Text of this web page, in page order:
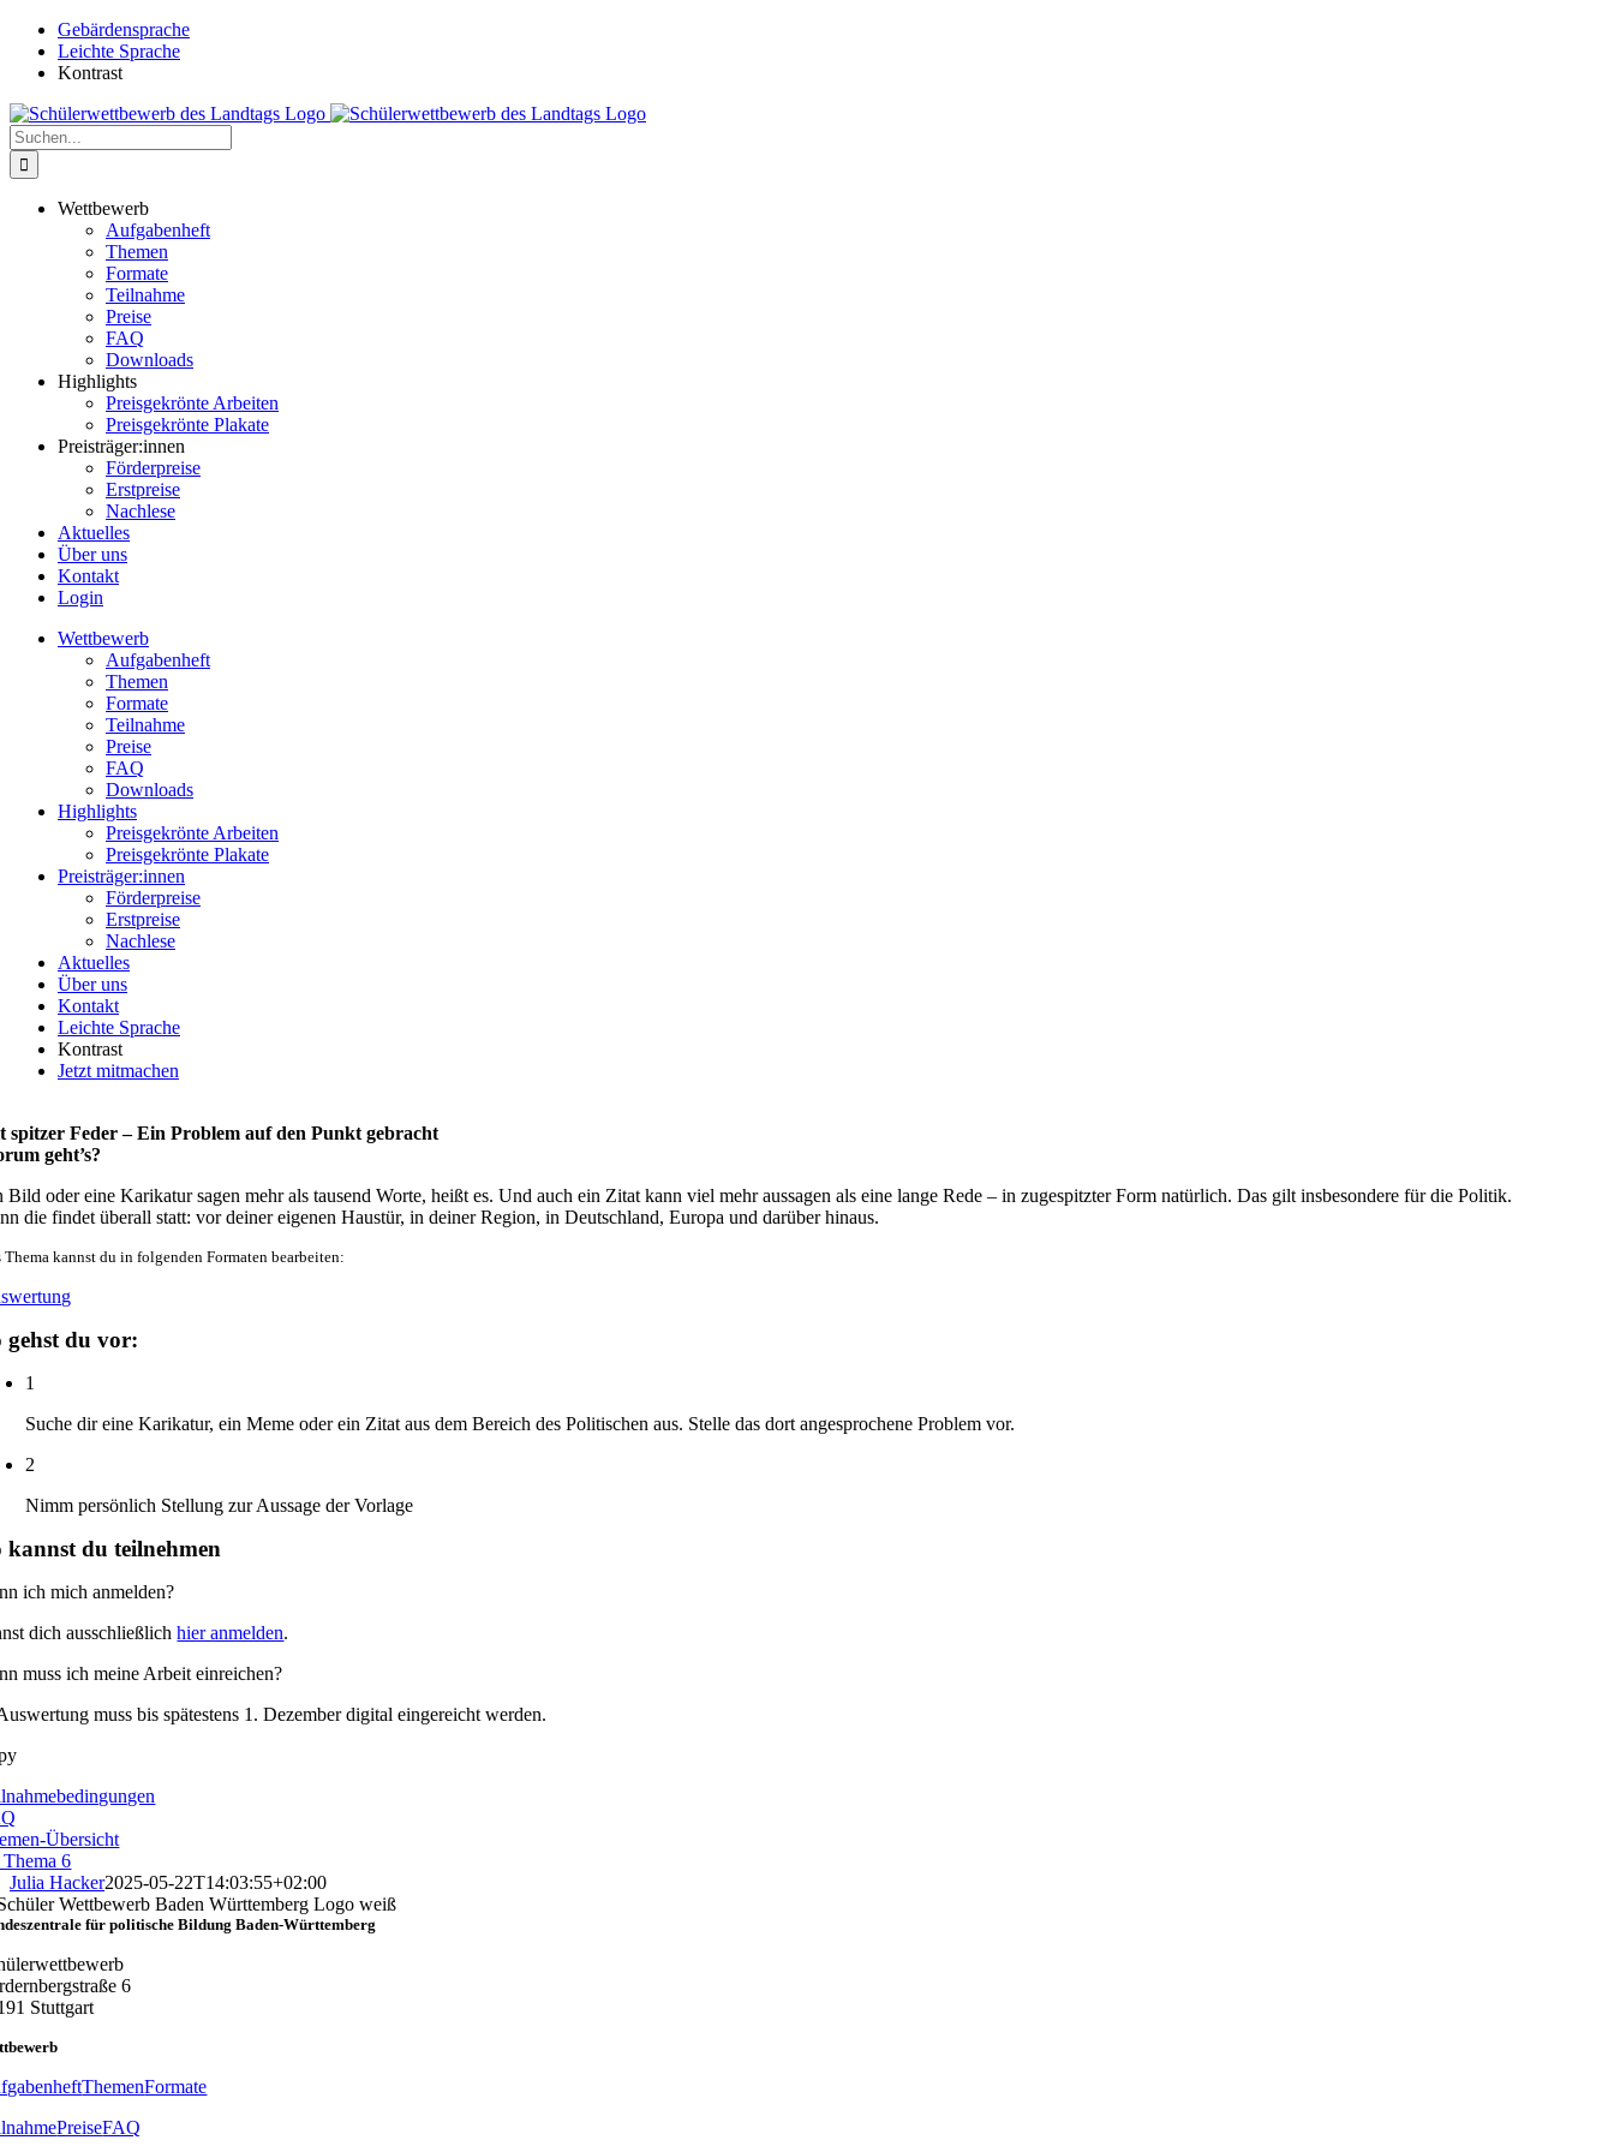
Zum
Inhalt
springen
Gebärdensprache
Leichte Sprache
Kontrast
Suche
nach:
Wettbewerb
Aufgabenheft
Themen
Formate
Teilnahme
Preise
FAQ
Downloads
Highlights
Preisgekrönte Arbeiten
Preisgekrönte Plakate
Preisträger:innen
Förderpreise
Erstpreise
Nachlese
Aktuelles
Über uns
Kontakt
Login
Wettbewerb
Aufgabenheft
Themen
Formate
Teilnahme
Preise
FAQ
Downloads
Highlights
Preisgekrönte Arbeiten
Preisgekrönte Plakate
Preisträger:innen
Förderpreise
Erstpreise
Nachlese
Aktuelles
Über uns
Kontakt
Leichte Sprache
Kontrast
Jetzt mitmachen
spitzer Feder – Ein Problem auf den Punkt gebracht
geht’s?
Bild oder eine Karikatur sagen mehr als tausend Worte, heißt es. Und auch ein Zitat kann viel mehr aussagen als eine lange Rede – in zugespitzter Form natürlich. Das gilt insbesondere für die Politik.
die findet überall statt: vor deiner eigenen Haustür, in deiner Region, in Deutschland, Europa und darüber hinaus.
Thema kannst du in folgenden Formaten bearbeiten:
gehst du vor:
1
Suche dir eine Karikatur, ein Meme oder ein Zitat aus dem Bereich des Politischen aus. Stelle das dort angesprochene Problem vor.
2
Nimm persönlich Stellung zur Aussage der Vorlage
kannst du teilnehmen
ich mich anmelden?
dich ausschließlichhier anmelden.
muss ich meine Arbeit einreichen?
muss bis spätestens 1. Dezember digital eingereicht werden.
Übersicht
6
Julia Hacker2025-05-22T14:03:55+02:00
für politische Bildung Baden-Württemberg
6
Stuttgart
ThemenFormate
PreiseFAQ